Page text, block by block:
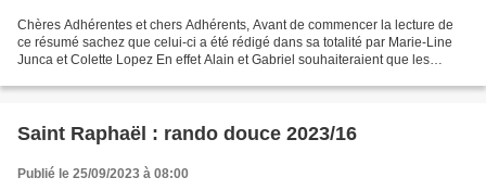
Chères Adhérentes et chers Adhérents, Avant de commencer la lecture de
ce résumé sachez que celui-ci a été rédigé dans sa totalité par Marie-Line
Junca et Colette Lopez En effet Alain et Gabriel souhaiteraient que les
Saint Raphaël : rando douce 2023/16
Publié le 25/09/2023 à 08:00